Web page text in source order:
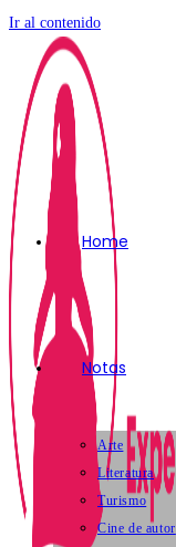
Ir al contenido
Home
Notas
Arte
Literatura
Turismo
Cine de autor